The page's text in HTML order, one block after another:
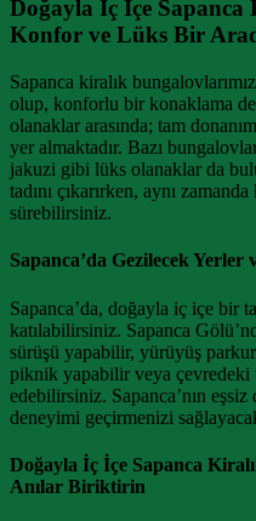
Doğayla İç İçe Sapanca
Konfor ve Lüks Bir
Sapanca kiralık
olup, konforlu bir konaklama
olanaklar arasında; tam
yer almaktadır. Bazı
jakuzi gibi lüks olanaklar da
tadını çıkarırken, aynı
sürebilirsiniz.
Sapanca’da Gezilecek Yerler
Sapanca’da, doğayla iç içe bir
katılabilirsiniz. Sapanca
sürüşü yapabilir, yürüyüş
piknik yapabilir veya çevredeki
edebilirsiniz. Sapanca’nın
deneyimi geçirmenizi
Doğayla İç İçe Sapanca
Anılar Biriktirin